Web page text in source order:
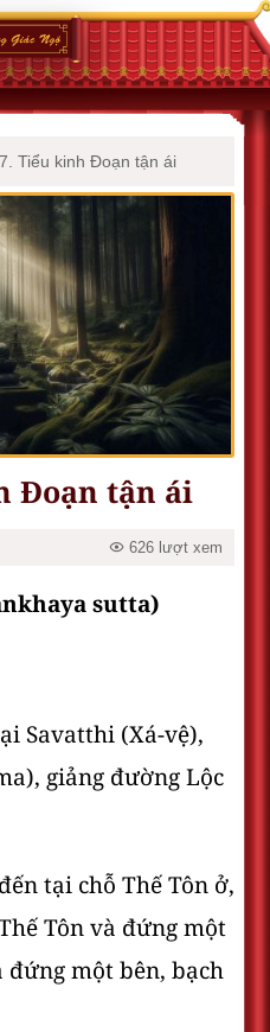
Tiểu kinh Ðoạn tận ái
Ðoạn tận ái
626 lượt xem
sutta)
Savatthi (Xá-vệ),
giảng đường Lộc
tại chỗ Thế Tôn ở,
Tôn và đứng một
đứng một bên, bạch